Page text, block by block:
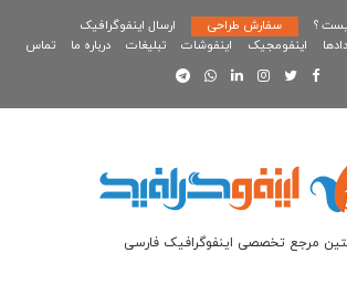
؟ سفارش طراحی
ارسال اینفوگرافیک
اینفومجیک اینفوشات تبلیغات درباره ما تماس
مرجع تخصصی اینفوگرافیک فارسی